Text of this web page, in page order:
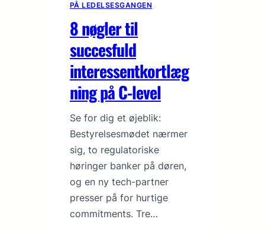
PÅ LEDELSESGANGEN
8 nøgler til
succesfuld
interessentkortlæg
ning på C-level
Se for dig et øjeblik:
Bestyrelsesmødet nærmer
sig, to regulatoriske
høringer banker på døren,
og en ny tech-partner
presser på for hurtige
commitments. Tre…